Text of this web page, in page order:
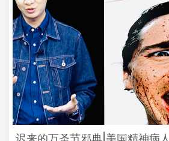
迟来的万圣节邪典|美国精神病人